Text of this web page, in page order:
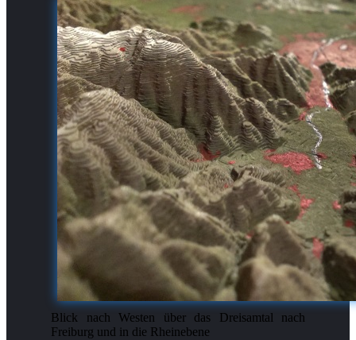
Blick nach Westen über das Dreisamtal nach
Freiburg und in die Rheinebene